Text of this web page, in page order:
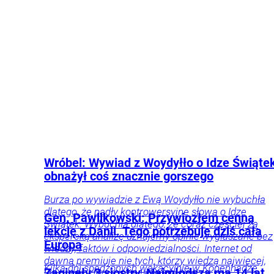
Wróbel: Wywiad z Woydyłło o Idze
obnażył coś znacznie gorszego
Burza po wywiadzie z Ewą Woydyłło nie wybuchła
dlatego, że padły kontrowersyjne słowa o Idze
Świątek. Wybuchła dlatego, że coraz częściej za
ekspercką analizę uznajemy opinie wygłaszane bez
wiedzy, faktów i odpowiedzialności. Internet od
dawna premiuje nie tych, którzy wiedzą najwięcej,
Gen. Pawlikowski: Przywiozłem cenną
lekcję z Danii. Tego potrzebuje dziś cała
Europa
Kilka dni spędzonych wakacyjnie w Kopenhadze